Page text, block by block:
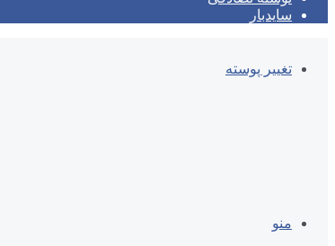
سایدبار
تغییر پوسته
منو